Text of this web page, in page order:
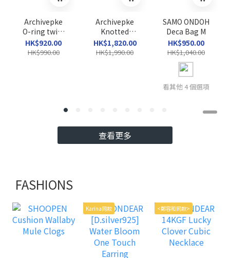
Archivepke
O-ring twist
bag
HK$920.00
HK$990.00
Archivepke
Knotted
Layer Bag
HK$1,820.00
HK$1,990.00
SAMO ONDOH
Deca Bag M
HK$950.00
HK$1,040.00
看其他 4 個選項
查看更多
FASHIONS
Karina同款 <鄭容和同款>